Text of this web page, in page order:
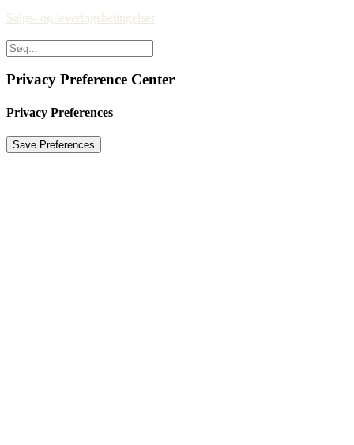
Salgs- og leveringsbetingelser
Privacy Preference Center
Privacy Preferences